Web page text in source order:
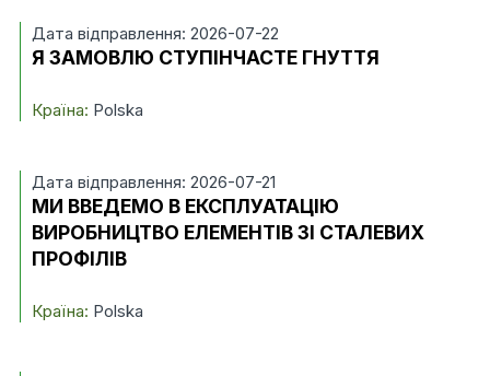
Дата відправлення: 2026-07-22
Я ЗАМОВЛЮ СТУПІНЧАСТЕ ГНУТТЯ
Країна: Polska
Дата відправлення: 2026-07-21
МИ ВВЕДЕМО В ЕКСПЛУАТАЦІЮ
ВИРОБНИЦТВО ЕЛЕМЕНТІВ ЗІ СТАЛЕВИХ
ПРОФІЛІВ
Країна: Polska